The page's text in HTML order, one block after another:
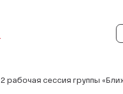
2 рабочая сессия группы